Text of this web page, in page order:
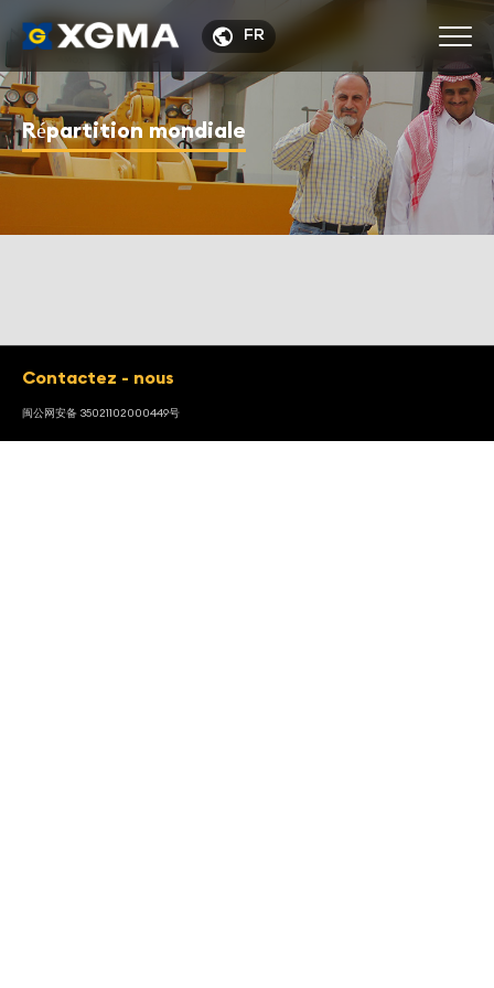
 FR
Répartition mondiale
Contactez - nous
闽公网安备 35021102000449号